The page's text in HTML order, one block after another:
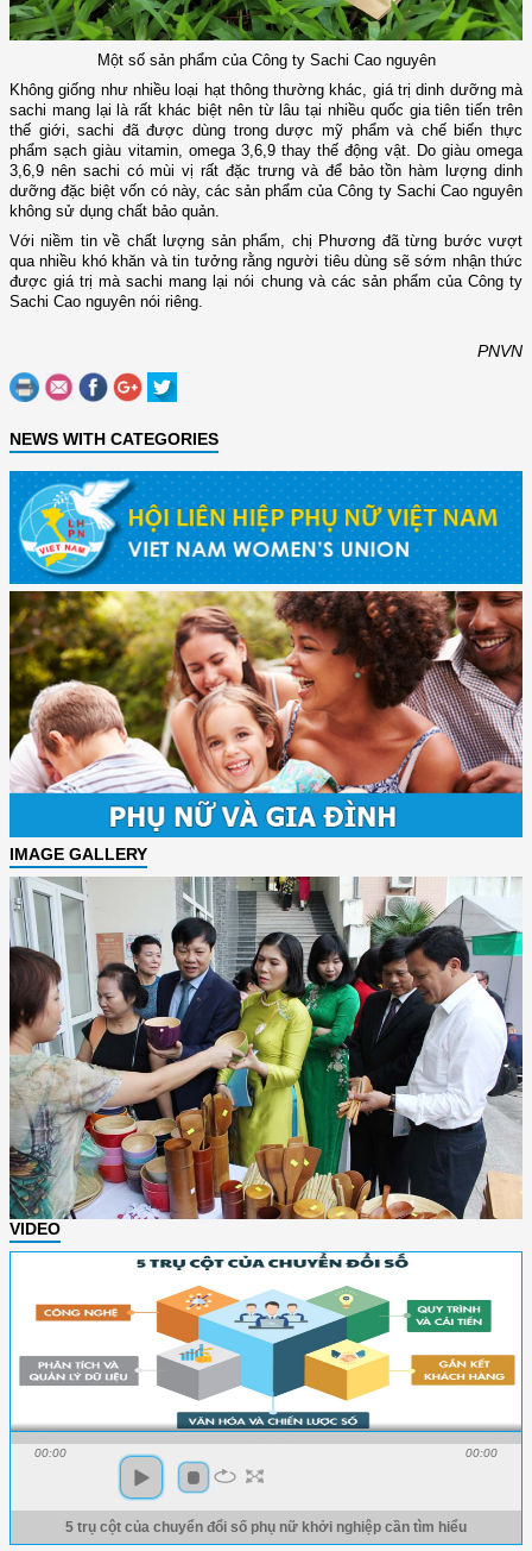
Một số sản phẩm của Công ty Sachi Cao nguyên
Không giống như nhiều loại hạt thông thường khác, giá trị dinh dưỡng mà
sachi mang lại là rất khác biệt nên từ lâu tại nhiều quốc gia tiên tiến trên
thế giới, sachi đã được dùng trong dược mỹ phẩm và chế biến thực
phẩm sạch giàu vitamin, omega 3,6,9 thay thế động vật. Do giàu omega
3,6,9 nên sachi có mùi vị rất đặc trưng và để bảo tồn hàm lượng dinh
dưỡng đặc biệt vốn có này, các sản phẩm của Công ty Sachi Cao nguyên
không sử dụng chất bảo quản.
Với niềm tin về chất lượng sản phẩm, chị Phương đã từng bước vượt
qua nhiều khó khăn và tin tưởng rằng người tiêu dùng sẽ sớm nhận thức
được giá trị mà sachi mang lại nói chung và các sản phẩm của Công ty
Sachi Cao nguyên nói riêng.
PNVN
NEWS WITH CATEGORIES
IMAGE GALLERY
VIDEO
00:00 00:00
5 trụ cột của chuyển đổi số phụ nữ khởi nghiệp cần tìm hiểu